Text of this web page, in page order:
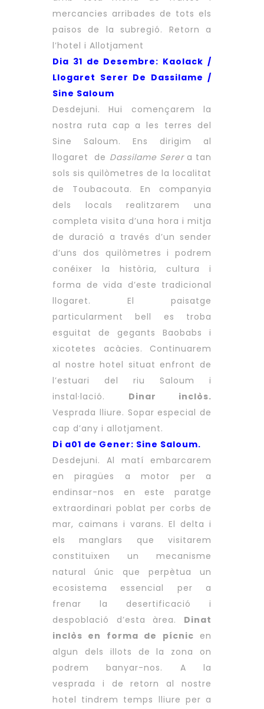
mercancies arribades de tots els
països de la subregió. Retorn a
l’hotel i Allotjament
Dia 31 de Desembre: Kaolack /
Llogaret Serer De Dassilame /
Sine Saloum
Desdejuni. Hui començarem la
nostra ruta cap a les terres del
Sine Saloum. Ens dirigim al
llogaret de Dassilame Serera tan
sols sis quilòmetres de la localitat
de Toubacouta. En companyia
dels locals realitzarem una
completa visita d’una hora i mitja
de duració a través d’un sender
d’uns dos quilòmetres i podrem
conéixer la història, cultura i
forma de vida d’este tradicional
llogaret. El paisatge
particularment bell es troba
esguitat de gegants Baobabs i
xicotetes acàcies. Continuarem
al nostre hotel situat enfront de
l’estuari del riu Saloum i
instal·lació. Dinar inclòs.
Vesprada lliure. Sopar especial de
cap d’any i allotjament.
Di a01 de Gener: Sine Saloum.
Desdejuni. Al matí embarcarem
en piragües a motor per a
endinsar-nos en este paratge
extraordinari poblat per corbs de
mar, caimans i varans. El delta i
els manglars que visitarem
constituïxen un mecanisme
natural únic que perpètua un
ecosistema essencial per a
frenar la desertificació i
despoblació d’esta àrea. Dinat
inclòs en forma de pícnic en
algun dels illots de la zona on
podrem banyar-nos. A la
vesprada i de retorn al nostre
hotel tindrem temps lliure per a